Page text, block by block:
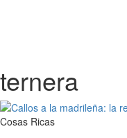
ternera
Cosas Ricas